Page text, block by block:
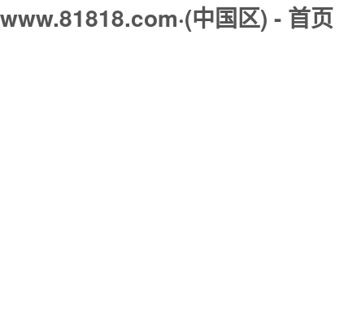
www.81818.com·(中国区) - 首页